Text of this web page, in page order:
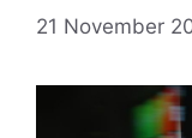
21 November